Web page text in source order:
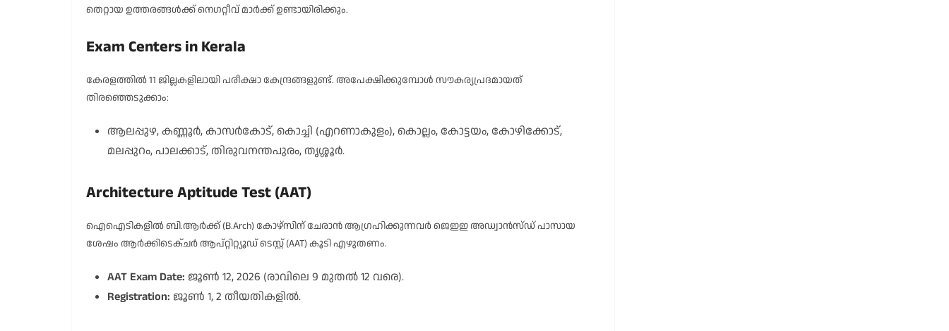
തെറ്റായ ഉത്തരങ്ങൾക്ക് നെഗറ്റീവ് മാർക്ക് ഉണ്ടായിരിക്കും.
Exam Centers in Kerala
കേരളത്തിൽ 11 ജില്ലകളിലായി പരീക്ഷാ കേന്ദ്രങ്ങളുണ്ട്. അപേക്ഷിക്കുമ്പോൾ സൗകര്യപ്രദമായത്
തിരഞ്ഞെടുക്കാം:
ആലപ്പുഴ, കണ്ണൂർ, കാസർകോട്, കൊച്ചി (എറണാകുളം), കൊല്ലം, കോട്ടയം, കോഴിക്കോട്,
മലപ്പുറം, പാലക്കാട്, തിരുവനന്തപുരം, തൃശ്ശൂർ.
Architecture Aptitude Test (AAT)
ഐഐടികളിൽ ബി.ആർക്ക് (B.Arch) കോഴ്സിന് ചേരാൻ ആഗ്രഹിക്കുന്നവർ ജെഇഇ അഡ്വാൻസ്ഡ് പാസായ
ശേഷം ആർക്കിടെക്ചർ ആപ്റ്റിറ്റ്യൂഡ് ടെസ്റ്റ് (AAT) കൂടി എഴുതണം.
AAT Exam Date: ജൂൺ 12, 2026 (രാവിലെ 9 മുതൽ 12 വരെ).
Registration: ജൂൺ 1, 2 തീയതികളിൽ.